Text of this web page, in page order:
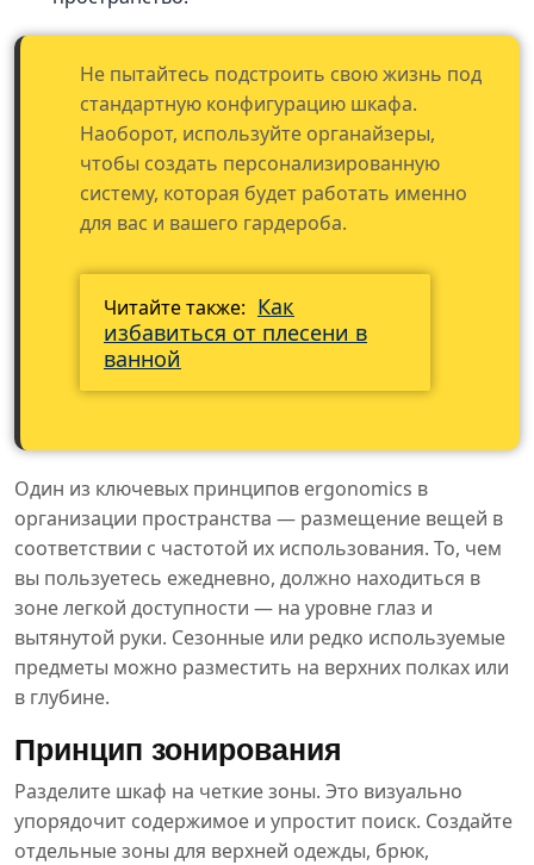
Не пытайтесь подстроить свою жизнь под
стандартную конфигурацию шкафа.
Наоборот, используйте органайзеры,
чтобы создать персонализированную
систему, которая будет работать именно
для вас и вашего гардероба.
Читайте также: Как
избавиться от плесени в
ванной
Один из ключевых принципов ergonomics в
организации пространства — размещение вещей в
соответствии с частотой их использования. То, чем
вы пользуетесь ежедневно, должно находиться в
зоне легкой доступности — на уровне глаз и
вытянутой руки. Сезонные или редко используемые
предметы можно разместить на верхних полках или
в глубине.
Принцип зонирования
Разделите шкаф на четкие зоны. Это визуально
упорядочит содержимое и упростит поиск. Создайте
отдельные зоны для верхней одежды, брюк,